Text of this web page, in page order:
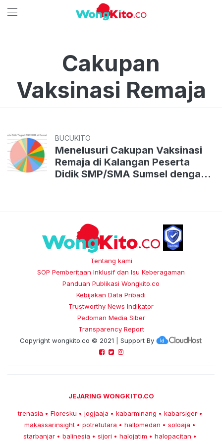
Cakupan
Vaksinasi Remaja
BUCUKITO
Menelusuri Cakupan Vaksinasi
Remaja di Kalangan Peserta
Didik SMP/SMA Sumsel dengan
Tentang kami
SOP Pemberitaan Inklusif dan Isu Keberagaman
Panduan Publikasi Wongkito.co
Kebijakan Data Pribadi
Trustworthy News Indikator
Pedoman Media Siber
Transparency Report
Copyright wongkito.co © 2021 | Support By
JEJARING WONGKITO.CO
trenasia • Floresku • jogjaaja • kabarminang • kabarsiger •
makassarinsight • potretutara • hallomedan • soloaja •
starbanjar • balinesia • sijori • halojatim • halopacitan •